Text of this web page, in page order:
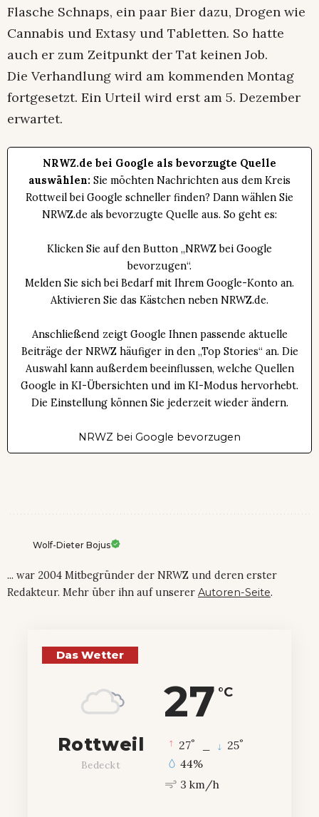
Flasche Schnaps, ein paar Bier dazu, Drogen wie
Cannabis und Extasy und Tabletten. So hatte
auch er zum Zeitpunkt der Tat keinen Job.
Die Verhandlung wird am kommenden Montag
fortgesetzt. Ein Urteil wird erst am 5. Dezember
erwartet.
NRWZ.de bei Google als bevorzugte Quelle
auswählen: Sie möchten Nachrichten aus dem Kreis
Rottweil bei Google schneller finden? Dann wählen Sie
NRWZ.de als bevorzugte Quelle aus. So geht es:
Klicken Sie auf den Button „NRWZ bei Google
bevorzugen“.
Melden Sie sich bei Bedarf mit Ihrem Google-Konto an.
Aktivieren Sie das Kästchen neben NRWZ.de.
Anschließend zeigt Google Ihnen passende aktuelle
Beiträge der NRWZ häufiger in den „Top Stories“ an. Die
Auswahl kann außerdem beeinflussen, welche Quellen
Google in KI-Übersichten und im KI-Modus hervorhebt.
Die Einstellung können Sie jederzeit wieder ändern.
NRWZ bei Google bevorzugen
Wolf-Dieter Bojus
... war 2004 Mitbegründer der NRWZ und deren erster
Redakteur. Mehr über ihn auf unserer Autoren-Seite.
Das Wetter
27 °C
Rottweil
Bedeckt
27° 25°
44%
3 km/h